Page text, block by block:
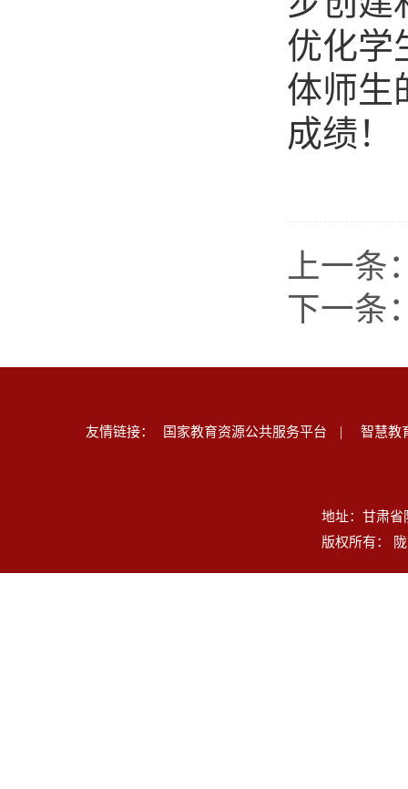
优化学
体师生
成绩！
上一条
下一条
友情链接： 国家教育资源公共服务平台 | 智慧教
地址：甘肃省
版权所有：